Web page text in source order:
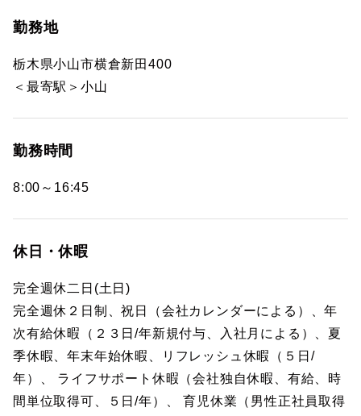
勤務地
栃木県小山市横倉新田400
＜最寄駅＞小山
勤務時間
8:00～16:45
休日・休暇
完全週休二日(土日)
完全週休２日制、祝日（会社カレンダーによる）、年
次有給休暇（２３日/年新規付与、入社月による）、夏
季休暇、年末年始休暇、リフレッシュ休暇（５日/
年）、 ライフサポート休暇（会社独自休暇、有給、時
間単位取得可、５日/年）、 育児休業（男性正社員取得